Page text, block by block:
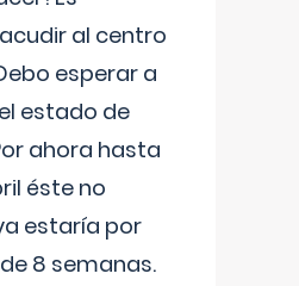
al centro
esperar a
estado de
ahora hasta
éste no
estaría por
8 semanas.